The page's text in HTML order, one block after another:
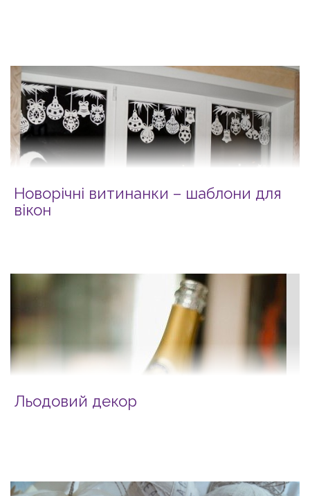
Новорічні витинанки – шаблони для
вікон
Льодовий декор